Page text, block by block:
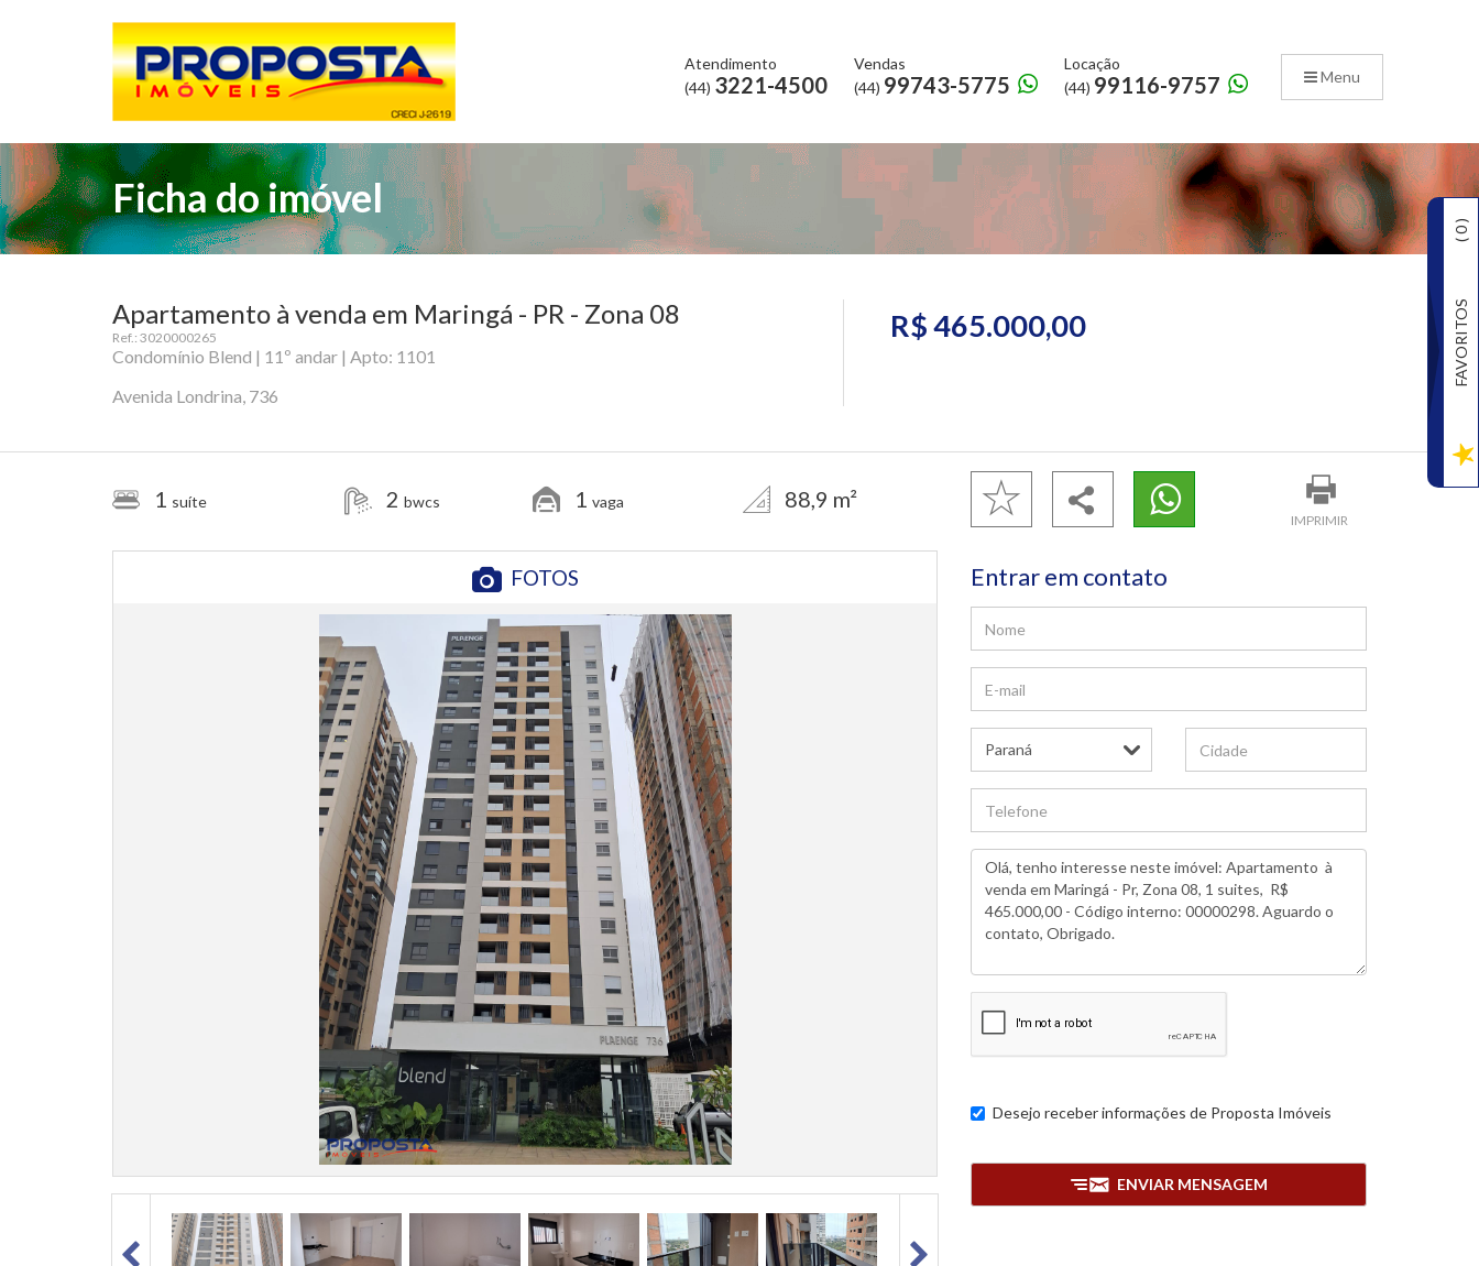
Menu
Atendimento
(44) 3221-4500
Vendas
(44) 99743-5775
Locação
(44) 99116-9757
Ficha do imóvel
Apartamento à venda em Maringá - PR - Zona 08
Ref.: 3020000265
Condomínio Blend | 11º andar | Apto: 1101
Avenida Londrina, 736
R$ 465.000,00
1 suíte 2 bwcs 1 vaga 88,9 m²
FOTOS
IMPRIMIR
Entrar em contato
Desejo receber informações de Proposta Imóveis
ENVIAR MENSAGEM
FAVORITOS
(
0
)